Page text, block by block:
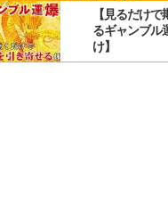
【見るだけ
るギャンブル
け】